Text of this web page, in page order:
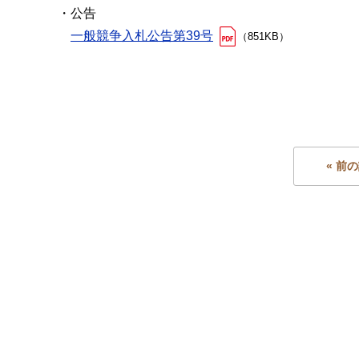
・公告
一般競争入札公告第39号
（851KB）
« 前